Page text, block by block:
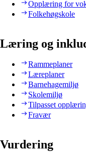
Opplæring for
Folkehøgskole
Læring og
Rammeplaner
Læreplaner
Barnehagemiljø
Skolemiljø
Tilpasset
Fravær
Vurdering